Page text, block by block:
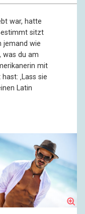
war, hatte
sitzt
jemand wie
was du am
mit
‚Lass sie
Latin